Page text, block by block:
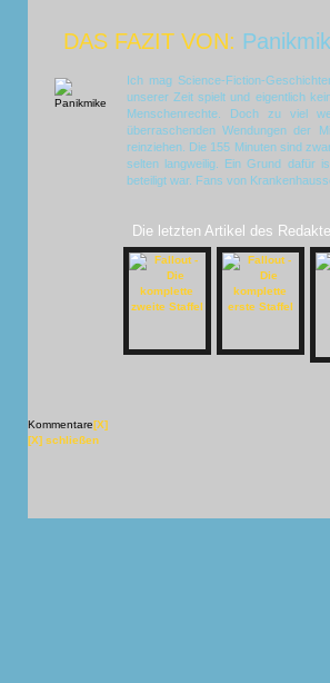
DAS FAZIT VON:
Ich mag Science-Fiction-
unserer Zeit spielt und eigentlich
Menschenrechte. Doch zu viel
überraschenden Wendungen der
reinziehen. Die 155 Minuten sind
selten langweilig. Ein Grund dafür
beteiligt war. Fans von
Die letzten Artikel des
Kommentare[X]
[X] schließen